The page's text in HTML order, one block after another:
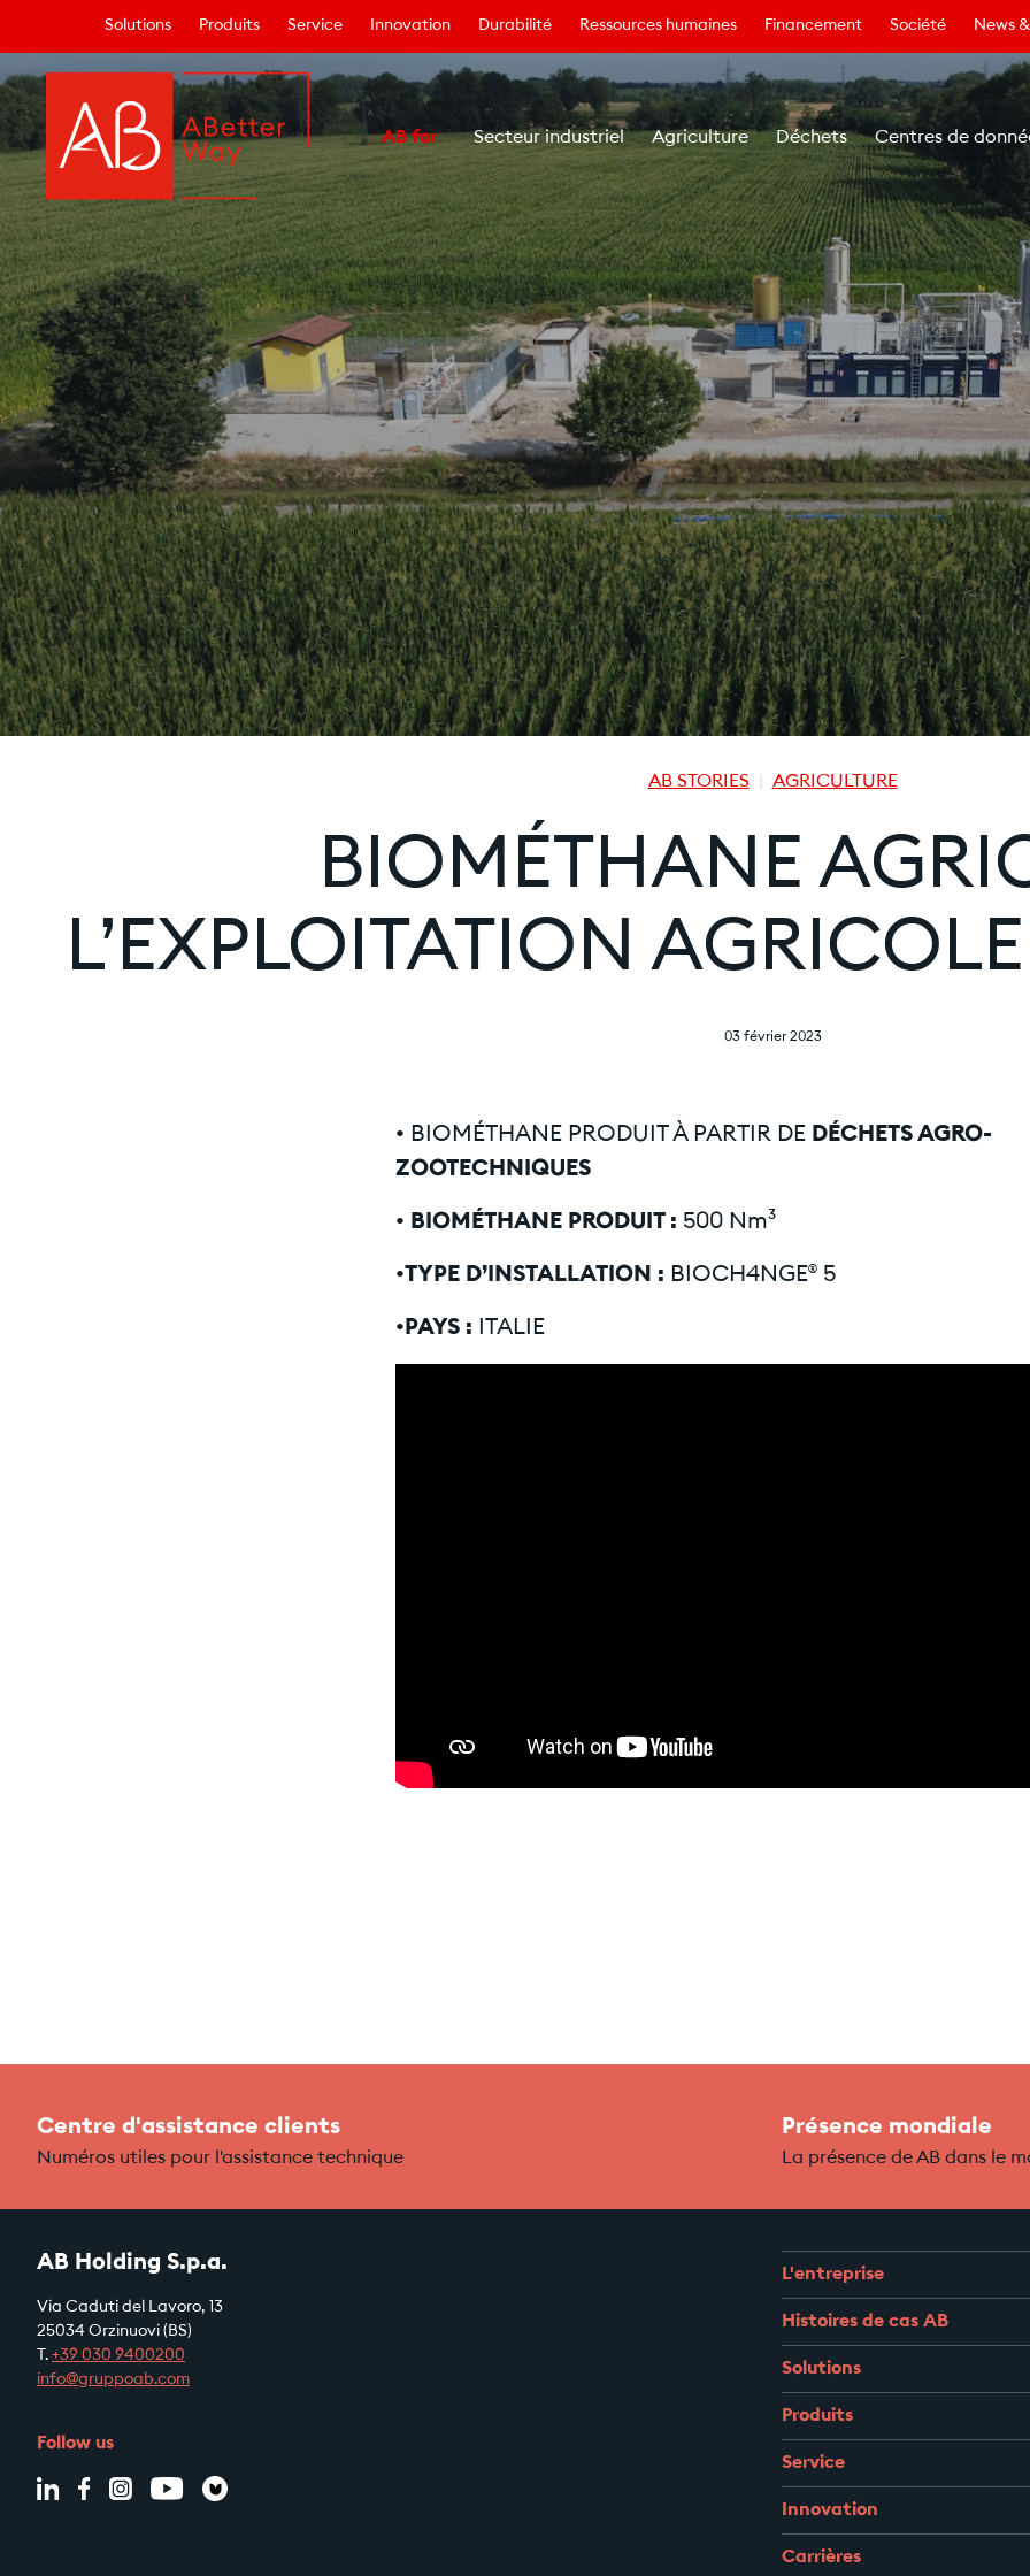
Solutions Produits Service Innovation Durabilité Ressources humaines Financement Société News
AB for Secteur industriel Agriculture Déchets Centres de
AB STORIES AGRICULTURE
BIOMÉTHANE
L’EXPLOITATION
03 février 2023
• BIOMÉTHANE PRODUIT À PARTIR DE DÉCHETS AGRO-
ZOOTECHNIQUES
• BIOMÉTHANE PRODUIT : 500 Nm³
•TYPE D’INSTALLATION : BIOCH4NGE® 5
•PAYS : ITALIE
Centre d'assistance clients
Numéros utiles pour l'assistance technique
Présence mondiale
La présence de AB dans le
AB Holding S.p.a.
Via Caduti del Lavoro, 13
25034 Orzinuovi (BS)
T. +39 030 9400200
info@gruppoab.com
Follow us
L'entreprise
Histoires de cas AB
Solutions
Produits
Service
Innovation
Carrières